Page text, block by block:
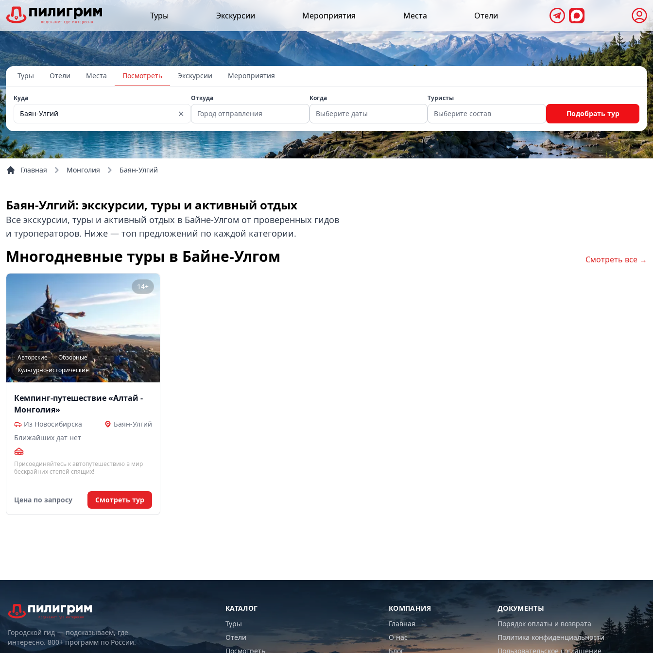
Туры Экскурсии Мероприятия Места Отели
Туры Отели Места Посмотреть Экскурсии Мероприятия
Куда
Баян-Улгий ✕
Откуда
Город отправления
Когда
Выберите даты
Туристы
Выберите состав Подобрать тур
Главная Монголия Баян-Улгий
Баян-Улгий: экскурсии, туры и активный отдых
Все экскурсии, туры и активный отдых в Байне-Улгом от проверенных гидов
и туроператоров. Ниже — топ предложений по каждой категории.
Многодневные туры в Байне-Улгом Смотреть все →
14+
Авторские
Обзорные
Культурно-исторические
Кемпинг-путешествие «Алтай -
Монголия»
Из Новосибирска
Баян-Улгий
Ближайших дат нет
Присоединяйтесь к автопутешествию в мир
бескрайних степей спящих!
Цена по запросу Смотреть тур
Городской гид — подсказываем, где
интересно. 800+ программ по России.
КАТАЛОГ
Туры
Отели
Посмотреть
КОМПАНИЯ
Главная
О нас
Блог
ДОКУМЕНТЫ
Порядок оплаты и возврата
Политика конфиденциальности
Пользовательское соглашение